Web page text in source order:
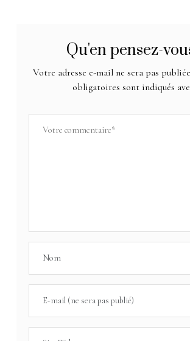
Qu'en pensez-
Votre adresse e-mail ne sera pas
obligatoires sont indiqués